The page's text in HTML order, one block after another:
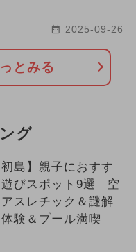
2025-09-26
とみる
グ
初島】親子におすす
びスポット9選 空
スレチック＆謎解
体験＆プール満喫